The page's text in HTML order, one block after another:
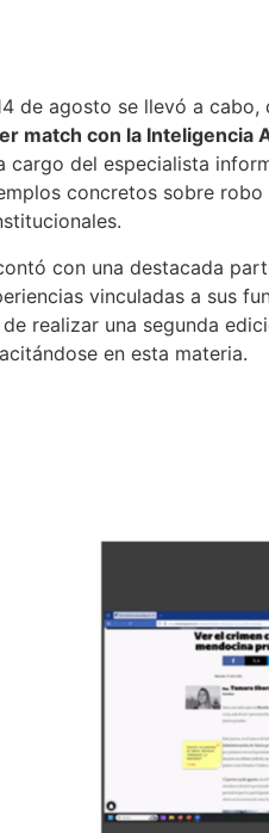
de agosto se llevó a
match con la Inteligencia
cargo del especialista
concretos sobre
con una destacada
vinculadas a sus
realizar una segunda
en esta materia.